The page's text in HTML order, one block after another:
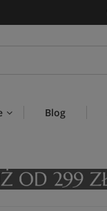
Blog